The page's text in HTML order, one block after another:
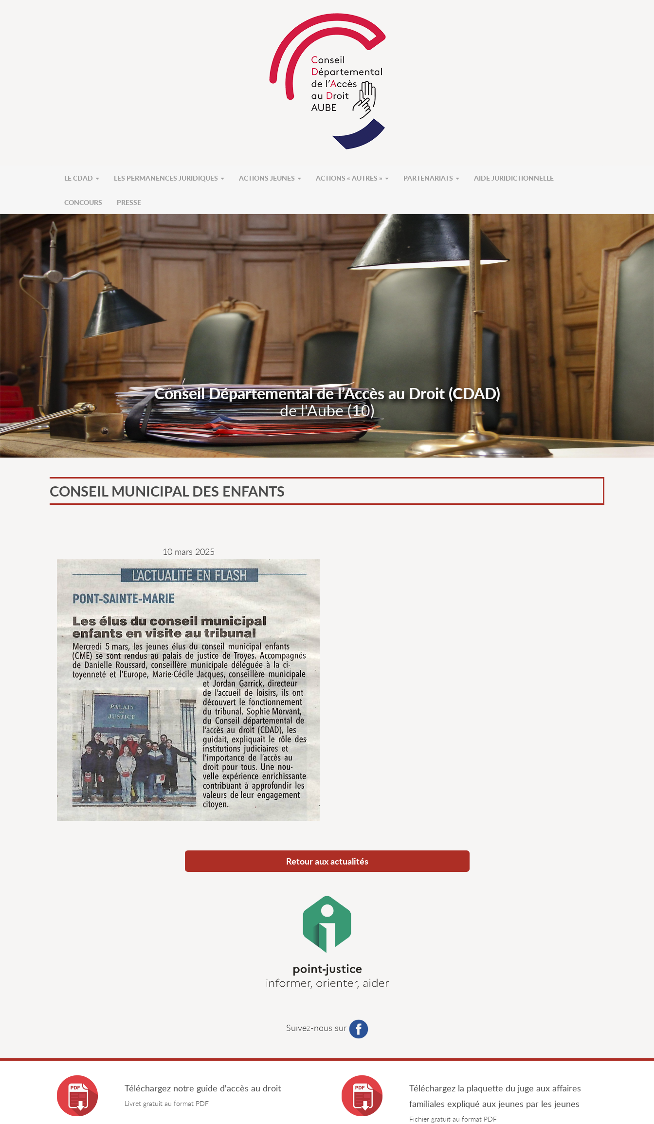
LE CDAD LES PERMANENCES JURIDIQUES ACTIONS JEUNES ACTIONS « AUTRES » PARTENARIATS AIDE JURIDICTIONNELLE
CONCOURS PRESSE
Conseil Départemental de l’Accès au Droit (CDAD)
de l'Aube (10)
CONSEIL MUNICIPAL DES ENFANTS
10 mars 2025
Retour aux actualités
Suivez-nous sur
Téléchargez notre guide d'accès au droit
Livret gratuit au format PDF
Téléchargez la plaquette du juge aux affaires
familiales expliqué aux jeunes par les jeunes
Fichier gratuit au format PDF